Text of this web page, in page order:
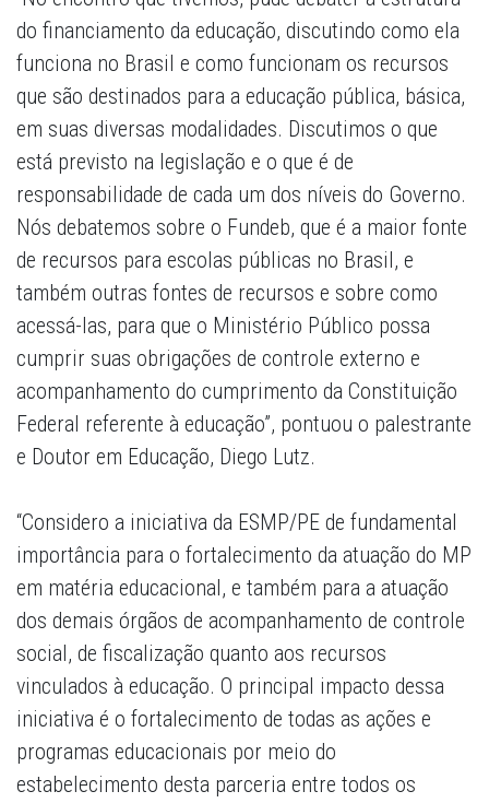
do financiamento da educação, discutindo como ela
funciona no Brasil e como funcionam os recursos
que são destinados para a educação pública, básica,
em suas diversas modalidades. Discutimos o que
está previsto na legislação e o que é de
responsabilidade de cada um dos níveis do Governo.
Nós debatemos sobre o Fundeb, que é a maior fonte
de recursos para escolas públicas no Brasil, e
também outras fontes de recursos e sobre como
acessá-las, para que o Ministério Público possa
cumprir suas obrigações de controle externo e
acompanhamento do cumprimento da Constituição
Federal referente à educação”, pontuou o palestrante
e Doutor em Educação, Diego Lutz.
“Considero a iniciativa da ESMP/PE de fundamental
importância para o fortalecimento da atuação do MP
em matéria educacional, e também para a atuação
dos demais órgãos de acompanhamento de controle
social, de fiscalização quanto aos recursos
vinculados à educação. O principal impacto dessa
iniciativa é o fortalecimento de todas as ações e
programas educacionais por meio do
estabelecimento desta parceria entre todos os